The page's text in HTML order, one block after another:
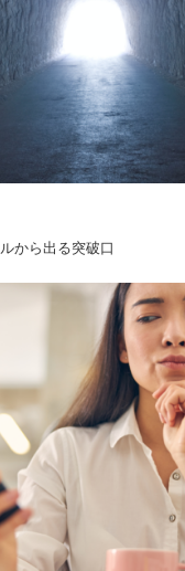
から出る突破口